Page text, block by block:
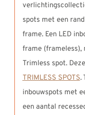
spots met een
frame. Een LED
frame (frameless),
Trimless spot.
TRIMLESS SPOTS.
inbouwspots met
een aantal